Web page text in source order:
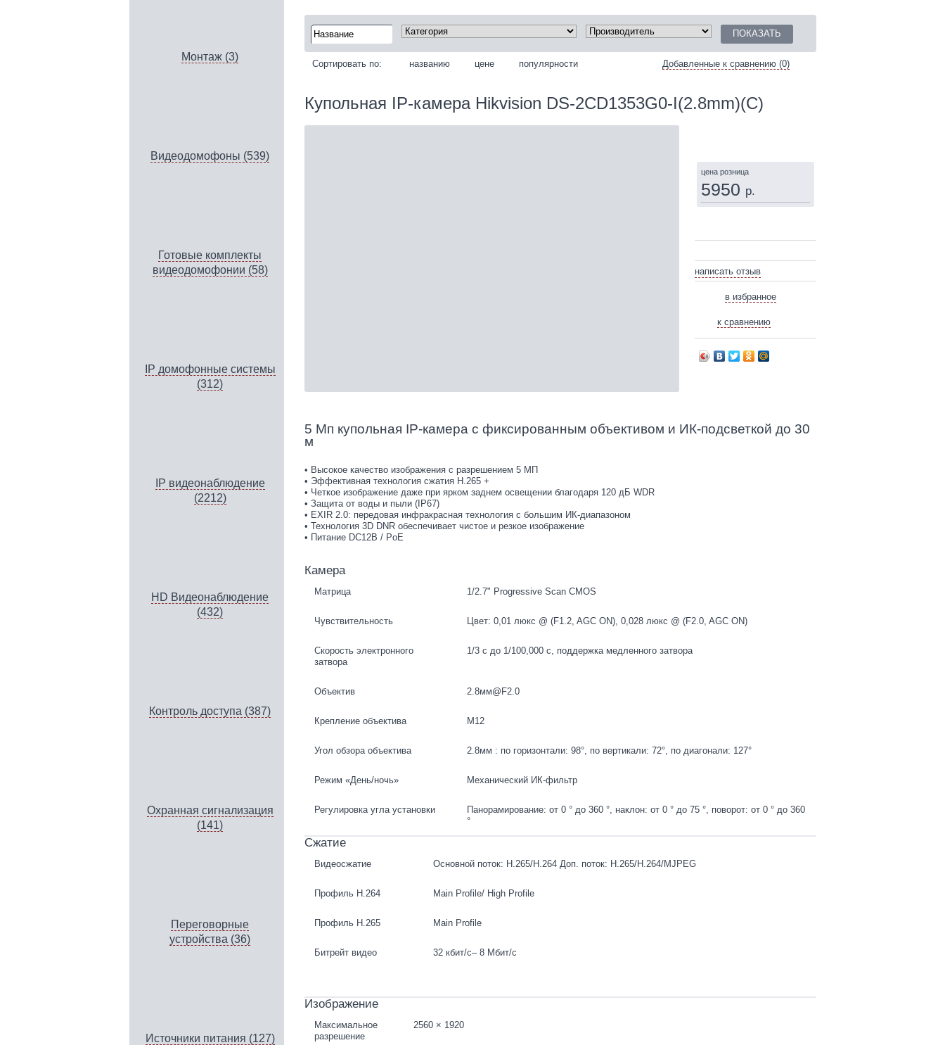
Монтаж (3)
Видеодомофоны (539)
Готовые комплекты
видеодомофонии (58)
IP домофонные системы
(312)
IP видеонаблюдение
(2212)
HD Видеонаблюдение
(432)
Контроль доступа (387)
Охранная сигнализация
(141)
Переговорные
устройства (36)
Источники питания (127)
Добавленные к сравнению (0)
Сортировать по: названию цене популярности
Купольная IP‑камера Hikvision DS-2CD1353G0-I(2.8mm)(C)
цена розница
5950 р.
написать отзыв
в избранное
к сравнению
5 Мп купольная IP-камера с фиксированным объективом и ИК-подсветкой до 30
м
• Высокое качество изображения с разрешением 5 МП
• Эффективная технология сжатия H.265 +
• Четкое изображение даже при ярком заднем освещении благодаря 120 дБ WDR
• Защита от воды и пыли (IP67)
• EXIR 2.0: передовая инфракрасная технология с большим ИК-диапазоном
• Технология 3D DNR обеспечивает чистое и резкое изображение
• Питание DC12В / PoE
Камера
Матрица 1/2.7" Progressive Scan CMOS
Чувствительность Цвет: 0,01 люкс @ (F1.2, AGC ON), 0,028 люкс @ (F2.0, AGC ON)
Скорость электронного
затвора
1/3 с до 1/100,000 с, поддержка медленного затвора
Объектив 2.8мм@F2.0
Крепление объектива M12
Угол обзора объектива 2.8мм : по горизонтали: 98°, по вертикали: 72°, по диагонали: 127°
Режим «День/ночь» Механический ИК-фильтр
Регулировка угла установки
Панорамирование: от 0 ° до 360 °, наклон: от 0 ° до 75 °, поворот: от 0 ° до 360
°
Сжатие
Видеосжатие Основной поток: H.265/H.264 Доп. поток: H.265/H.264/MJPEG
Профиль H.264 Main Profile/ High Profile
Профиль H.265 Main Profile
Битрейт видео 32 кбит/с– 8 Мбит/с
Изображение
Максимальное
разрешение
2560 × 1920